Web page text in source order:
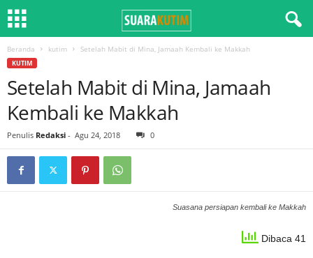
Beranda kutim Setelah Mabit di Mina, Jamaah Kembali ke Makkah
KUTIM
Setelah Mabit di Mina, Jamaah
Kembali ke Makkah
Penulis Redaksi - Agu 24, 2018 0
Suasana persiapan kembali ke Makkah
Dibaca 41